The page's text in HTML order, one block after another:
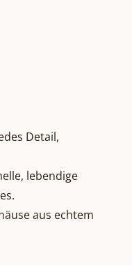
Detail,
lebendige
aus echtem